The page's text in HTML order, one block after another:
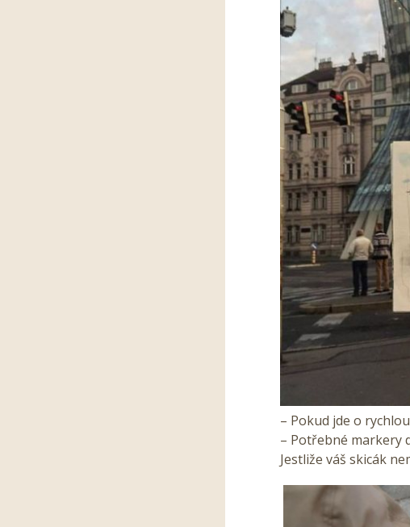
– Pokud jde o
– Potřebné markery
Jestliže váš skicák